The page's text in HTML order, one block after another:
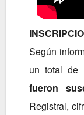
Según
un total de
fueron
Registral,